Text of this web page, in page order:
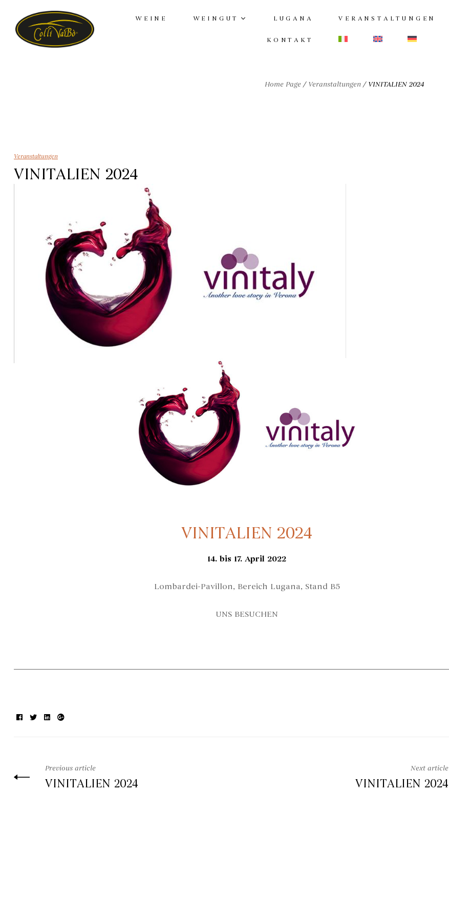
WEINE WEINGUT LUGANA VERANSTALTUNGEN
KONTAKT
Home Page / Veranstaltungen /VINITALIEN 2024
Veranstaltungen
VINITALIEN 2024
VINITALIEN 2024
14. bis 17. April 2022
Lombardei-Pavillon, Bereich Lugana, Stand B5
UNS BESUCHEN
FacebookTwitterLinkedin
Google+
Previous article
VINITALIEN 2024
Next article
VINITALIEN 2024